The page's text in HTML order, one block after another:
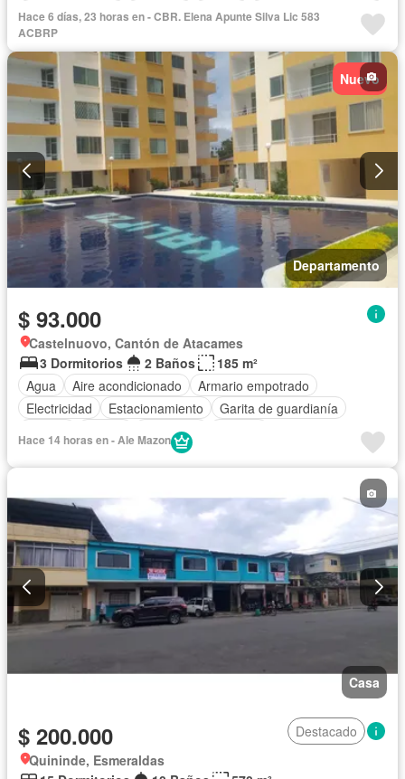
Área para niños
Conserje Parrilla
Garita de guardianía
Gimnasio
Hace 6 días, 23 horas en - CBR. Elena Apunte Silva Lic 583
ACBRP
Nuevo
Departamento
$ 93.000
Castelnuovo, Cantón de Atacames
3 Dormitorios
2 Baños
185 m²
Agua
Aire acondicionado
Armario empotrado
Electricidad
Estacionamiento
Garita de guardianía
Seguridad
Completamente amoblado
Hace 14 horas en - Ale Mazon
Casa
$ 200.000
Destacado
Quininde, Esmeraldas